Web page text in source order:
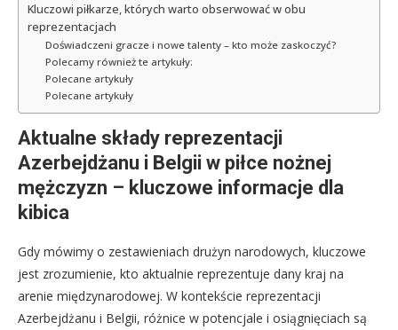
Kluczowi piłkarze, których warto obserwować w obu
reprezentacjach
Doświadczeni gracze i nowe talenty – kto może zaskoczyć?
Polecamy również te artykuły:
Polecane artykuły
Polecane artykuły
Aktualne składy reprezentacji
Azerbejdżanu i Belgii w piłce nożnej
mężczyzn – kluczowe informacje dla
kibica
Gdy mówimy o zestawieniach drużyn narodowych, kluczowe
jest zrozumienie, kto aktualnie reprezentuje dany kraj na
arenie międzynarodowej. W kontekście reprezentacji
Azerbejdżanu i Belgii, różnice w potencjale i osiągnięciach są